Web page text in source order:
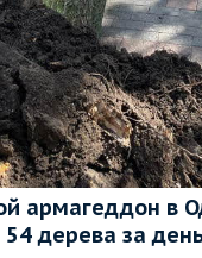
армагеддон в
дерева за